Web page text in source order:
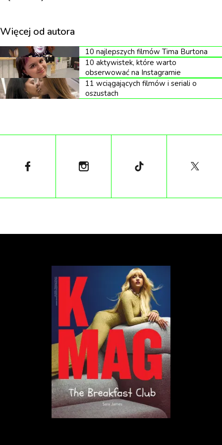
„Myślę, że dobrze wiemy, co to jest. To
pieprzony jednorożec”mówi bohaterka
Jenny Ortegi w zwiastunie.
właściwości zwierzęcia. W końcu odkrywają, że
jedną z tych właściwości jest lek na raka.
Premiera zapowiedziana jest na wiosnę 2025. Na tę
Jenna Ortega – królowa krzyku
Ortega jest jedną z najbardziej rozchwytywanych
młodych aktorek. W tym roku mogliśmy oglądać ją
w długo wyczekiwanym sequelu „Soku z żuka” Tima
Burtona, gdzie wystąpiła u boku Winny Ryder,
Michaela Keatona, Willema Dafoe i Moniki Bellucci.
Inną głośną produkcją Ortegi był film „Dziewczyna
Millera”, opowiadający o skomplikowanej relacji
pomiędzy nauczycielem (w tej roli Martin Freeman)
oraz 18-letnią uczennicą. Scena ich zbliżenia stała się
Więcej od autora
10 najlepszych filmów Tima Burtona
10 aktywistek, które warto
obserwować na Instagramie
11 wciągających filmów i seriali o
oszustach